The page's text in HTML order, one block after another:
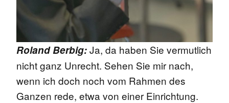
Roland Berbig:Ja, da haben Sie vermutlich
nicht ganz Unrecht. Sehen Sie mir nach,
wenn ich doch noch vom Rahmen des
Ganzen rede, etwa von einer Einrichtung.